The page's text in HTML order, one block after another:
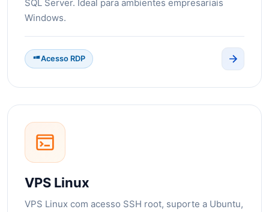
SQL Server. Ideal para ambientes empresariais
Windows.
Acesso RDP
VPS Linux
VPS Linux com acesso SSH root, suporte a Ubuntu,